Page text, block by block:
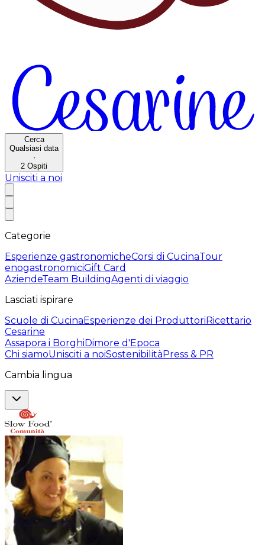
Cerca
Qualsiasi data
·
2 Ospiti
Unisciti a noi
Categorie
Esperienze gastronomicheCorsi di CucinaTour
enogastronomiciGift Card
AziendeTeam BuildingAgenti di viaggio
Lasciati ispirare
Scuole di CucinaEsperienze dei ProduttoriRicettario
Cesarine
Assapora i BorghiDimore d'Epoca
Chi siamoUnisciti a noiSostenibilitàPress & PR
Cambia lingua